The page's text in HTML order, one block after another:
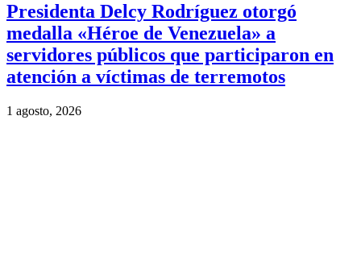
Presidenta Delcy Rodríguez otorgó
medalla «Héroe de Venezuela» a
servidores públicos que participaron en
atención a víctimas de terremotos
1 agosto, 2026